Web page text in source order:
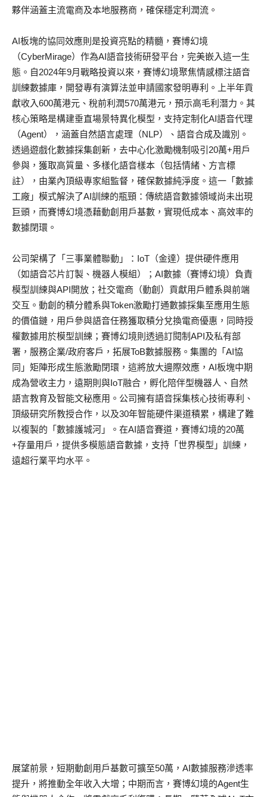
夥伴涵蓋主流電商及本地服務商，確保穩定利潤流。
AI板塊的協同效應則是投資亮點的精髓，賽博幻境
（CyberMirage）作為AI語音技術研發平台，完美嵌入這一生
態。自2024年9月戰略投資以來，賽博幻境聚焦情感標注語音
訓練數據庫，開發專有演算法並申請國家發明專利。上半年貢
獻收入600萬港元、稅前利潤570萬港元，預示高毛利潛力。其
核心策略是構建垂直場景特異化模型，支持定制化AI語音代理
（Agent），涵蓋自然語言處理（NLP）、語音合成及識別。
透過遊戲化數據採集創新，去中心化激勵機制吸引20萬+用戶
參與，獲取高質量、多樣化語音樣本（包括情緒、方言標
註），由業內頂級專家組監督，確保數據純淨度。這一「數據
工廠」模式解決了AI訓練的瓶頸：傳統語音數據領域尚未出現
巨頭，而賽博幻境憑藉動創用戶基數，實現低成本、高效率的
數據閉環。
公司架構了「三事業體聯動」：IoT（金達）提供硬件應用
（如語音芯片訂製、機器人模組）；AI數據（賽博幻境）負責
模型訓練與API開放；社交電商（動創）貢獻用戶體系與前端
交互。動創的積分體系與Token激勵打通數據採集至應用生態
的價值鏈，用戶參與語音任務獲取積分兌換電商優惠，同時授
權數據用於模型訓練；賽博幻境則透過訂閱制API及私有部
署，服務企業/政府客戶，拓展ToB數據服務。集團的「AI協
同」矩陣形成生態激勵閉環，這將放大邊際效應，AI板塊中期
成為營收主力，遠期則與IoT融合，孵化陪伴型機器人、自然
語言教育及智能文秘應用。公司擁有語音採集核心技術專利、
頂級研究所教授合作，以及30年智能硬件渠道積累，構建了難
以複製的「數據護城河」。在AI語音賽道，賽博幻境的20萬
+存量用戶，提供多模態語音數據，支持「世界模型」訓練，
遠超行業平均水平。
展望前景，短期動創用戶基數可擴至50萬，AI數據服務滲透率
提升，將推動全年收入大增；中期而言，賽博幻境的Agent生